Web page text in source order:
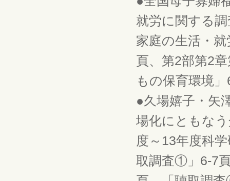
就労に関する
家庭の生活・
頁、第2部第2
もの保育環境
●久場嬉子・矢
場化にともな
度～13年度科
取調査①」6-7